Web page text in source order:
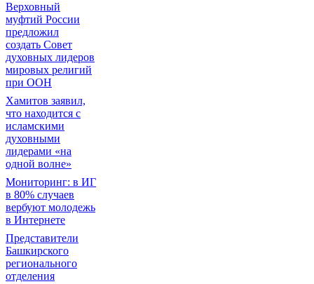
Верховный
муфтий России
предложил
создать Совет
духовных лидеров
мировых религий
при ООН
Хамитов заявил,
что находится с
исламскими
духовными
лидерами «на
одной волне»
Мониторинг: в ИГ
в 80% случаев
вербуют молодежь
в Интернете
Представители
Башкирского
регионального
отделения